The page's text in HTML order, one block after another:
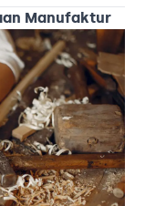
Manufaktur